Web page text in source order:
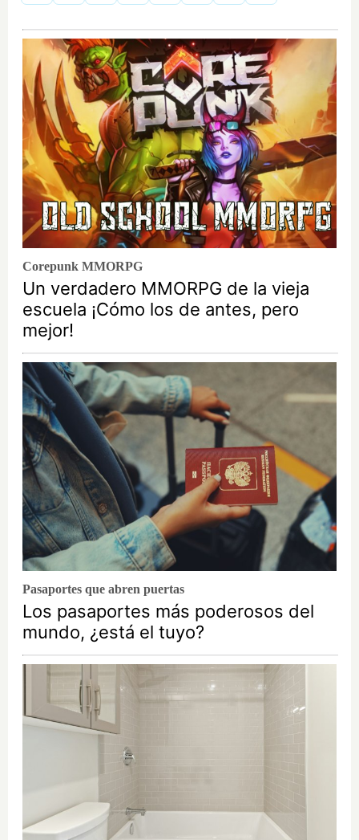
Corepunk MMORPG
Un verdadero MMORPG de la vieja
escuela ¡Cómo los de antes, pero
mejor!
Pasaportes que abren puertas
Los pasaportes más poderosos del
mundo, ¿está el tuyo?